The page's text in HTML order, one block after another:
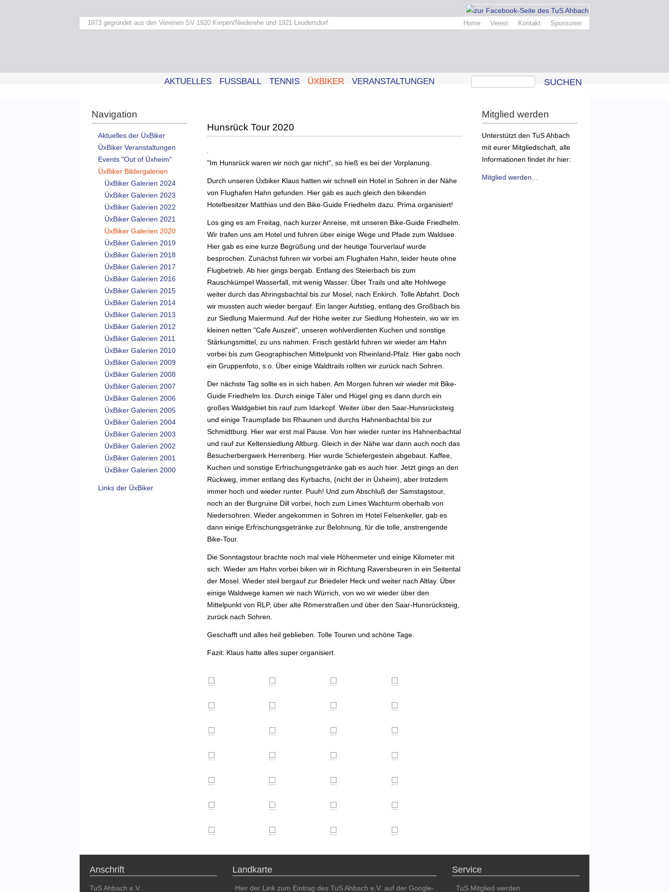
1973 gegründet aus den Vereinen SV 1920 Kerpen/Niederehe und 1921 Leudersdorf Home Verein Kontakt Sponsoren
AKTUELLES FUSSBALL TENNIS ÜXBIKER VERANSTALTUNGEN SUCHEN
Hunsrück Tour 2020
"Im Hunsrück waren wir noch gar nicht", so hieß es bei der Vorplanung.
Durch unseren Üxbiker Klaus hatten wir schnell ein Hotel in Sohren in der Nähe
von Flughafen Hahn gefunden. Hier gab es auch gleich den bikenden
Hotelbesitzer Matthias und den Bike-Guide Friedhelm dazu. Prima organisiert!
Los ging es am Freitag, nach kurzer Anreise, mit unseren Bike-Guide Friedhelm.
Wir trafen uns am Hotel und fuhren über einige Wege und Pfade zum Waldsee.
Hier gab es eine kurze Begrüßung und der heutige Tourverlauf wurde
besprochen. Zunächst fuhren wir vorbei am Flughafen Hahn, leider heute ohne
Flugbetrieb. Ab hier gings bergab. Entlang des Steierbach bis zum
Rauschkümpel Wasserfall, mit wenig Wasser. Über Trails und alte Hohlwege
weiter durch das Ahringsbachtal bis zur Mosel, nach Enkirch. Tolle Abfahrt. Doch
wir mussten auch wieder bergauf. Ein langer Aufstieg, entlang des Großbach bis
zur Siedlung Maiermund. Auf der Höhe weiter zur Siedlung Hohestein, wo wir im
kleinen netten "Cafe Auszeit", unseren wohlverdienten Kuchen und sonstige
Stärkungsmittel, zu uns nahmen. Frisch gestärkt fuhren wir wieder am Hahn
vorbei bis zum Geographischen Mittelpunkt von Rheinland-Pfalz. Hier gabs noch
ein Gruppenfoto, s.o. Über einige Waldtrails rollten wir zurück nach Sohren.
Der nächste Tag sollte es in sich haben. Am Morgen fuhren wir wieder mit Bike-
Guide Friedhelm los. Durch einige Täler und Hügel ging es dann durch ein
großes Waldgebiet bis rauf zum Idarkopf. Weiter über den Saar-Hunsrücksteig
und einige Traumpfade bis Rhaunen und durchs Hahnenbachtal bis zur
Schmidtburg. Hier war erst mal Pause. Von hier wieder runter ins Hahnenbachtal
und rauf zur Keltensiedlung Altburg. Gleich in der Nähe war dann auch noch das
Besucherbergwerk Herrenberg. Hier wurde Schiefergestein abgebaut. Kaffee,
Kuchen und sonstige Erfrischungsgetränke gab es auch hier. Jetzt gings an den
Rückweg, immer entlang des Kyrbachs, (nicht der in Üxheim), aber trotzdem
immer hoch und wieder runter. Puuh! Und zum Abschluß der Samstagstour,
noch an der Burgruine Dill vorbei, hoch zum Limes Wachturm oberhalb von
Niedersohren. Wieder angekommen in Sohren im Hotel Felsenkeller, gab es
dann einige Erfrischungsgetränke zur Belohnung, für die tolle, anstrengende
Bike-Tour.
Die Sonntagstour brachte noch mal viele Höhenmeter und einige Kilometer mit
sich. Wieder am Hahn vorbei biken wir in Richtung Raversbeuren in ein Seitental
der Mosel. Wieder steil bergauf zur Briedeler Heck und weiter nach Altlay. Über
einige Waldwege kamen wir nach Würrich, von wo wir wieder über den
Mittelpunkt von RLP, über alte Römerstraßen und über den Saar-Hunsrücksteig,
zurück nach Sohren.
Geschafft und alles heil geblieben. Tolle Touren und schöne Tage.
Fazit: Klaus hatte alles super organisiert.
Navigation
Aktuelles der ÜxBiker
ÜxBiker Veranstaltungen
Events "Out of Üxheim"
ÜxBiker Bildergalerien
ÜxBiker Galerien 2024
ÜxBiker Galerien 2023
ÜxBiker Galerien 2022
ÜxBiker Galerien 2021
ÜxBiker Galerien 2020
ÜxBiker Galerien 2019
ÜxBiker Galerien 2018
ÜxBiker Galerien 2017
ÜxBiker Galerien 2016
ÜxBiker Galerien 2015
ÜxBiker Galerien 2014
ÜxBiker Galerien 2013
ÜxBiker Galerien 2012
ÜxBiker Galerien 2011
ÜxBiker Galerien 2010
ÜxBiker Galerien 2009
ÜxBiker Galerien 2008
ÜxBiker Galerien 2007
ÜxBiker Galerien 2006
ÜxBiker Galerien 2005
ÜxBiker Galerien 2004
ÜxBiker Galerien 2003
ÜxBiker Galerien 2002
ÜxBiker Galerien 2001
ÜxBiker Galerien 2000
Links der ÜxBiker
Mitglied werden
Unterstützt den TuS Ahbach
mit eurer Mitgliedschaft, alle
Informationen findet ihr hier:
Mitglied werden...
Anschrift
TuS Ahbach e.V.
Landkarte
Hier der Link zum Eintrag des TuS Ahbach e.V. auf der Google-
Service
TuS Mitglied werden